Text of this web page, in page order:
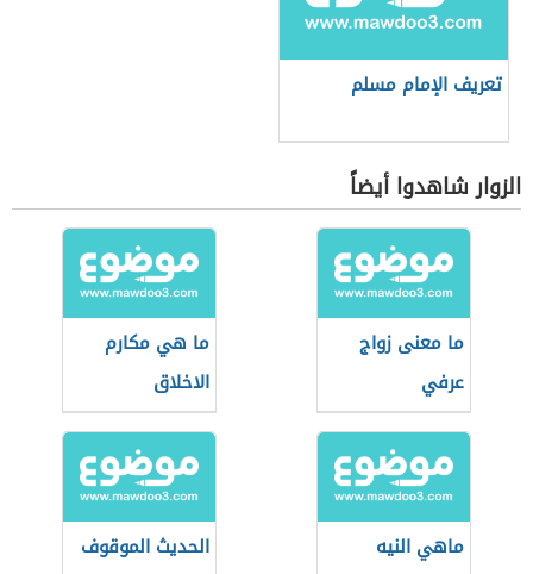
تعريف الإمام مسلم
الزوار شاهدوا أيضاً
ما معنى زواج
عرفي
ما هي مكارم
الاخلاق
ماهي النيه الحديث الموقوف